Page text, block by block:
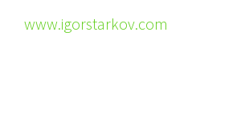
www.igorstarkov.com